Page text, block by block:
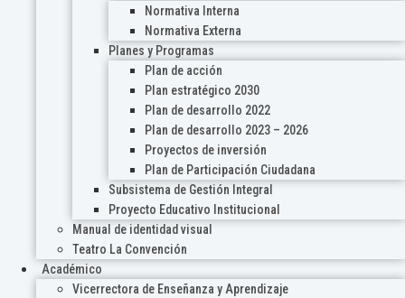
Normativa Interna
Normativa Externa
Planes y Programas
Plan de acción
Plan estratégico 2030
Plan de desarrollo 2022
Plan de desarrollo 2023 – 2026
Proyectos de inversión
Plan de Participación Ciudadana
Subsistema de Gestión Integral
Proyecto Educativo Institucional
Manual de identidad visual
Teatro La Convención
Académico
Vicerrectora de Enseñanza y Aprendizaje